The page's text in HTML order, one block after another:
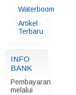
Waterboom
Artikel
Terbaru
INFO
BANK
Pembayaran
melalui